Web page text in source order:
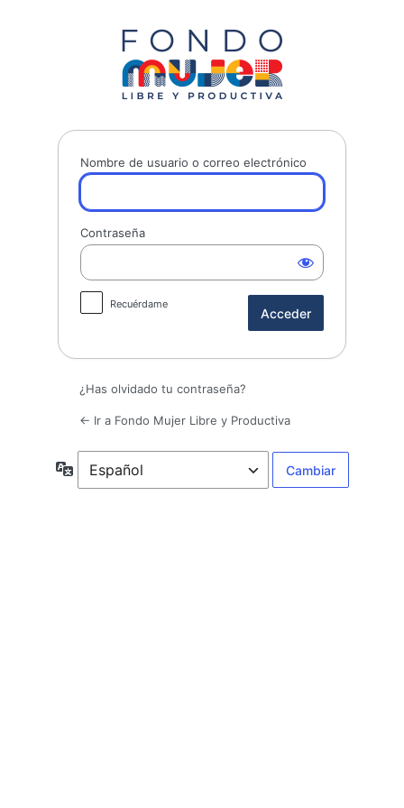
Nombre de usuario o correo electrónico
Contraseña
Recuérdame
¿Has olvidado tu contraseña?
← Ir a Fondo Mujer Libre y Productiva
Idioma